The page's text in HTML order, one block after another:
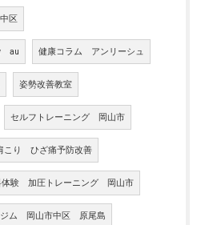
区
au 健康コラム アンリーシュ
姿勢改善教室
セルフトレーニング 岡山市
り ひざ痛予防改善
体験 加圧トレーニング 岡山市
ム 岡山市中区 原尾島